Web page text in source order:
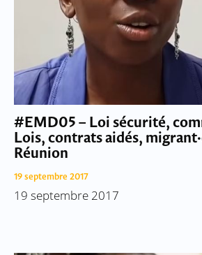
#EMD05 – Loi sécurité,
Lois, contrats aidés,
Réunion
19 septembre 2017
19 septembre 2017